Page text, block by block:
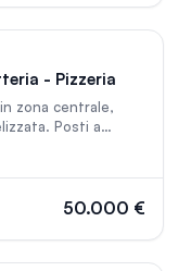
- Pizzeria
zona centrale,
Posti a
per
lavoro per chi50.000 €